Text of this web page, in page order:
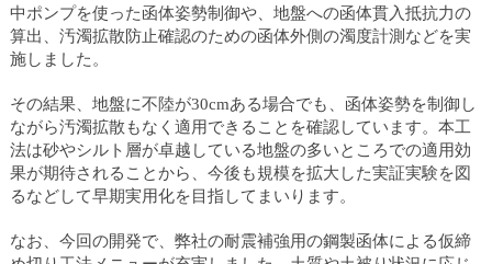
中ポンプを使った函体姿勢制御や、地盤への函体貫入抵抗力の
算出、汚濁拡散防止確認のための函体外側の濁度計測などを実
施しました。
その結果、地盤に不陸が30cmある場合でも、函体姿勢を制御し
ながら汚濁拡散もなく適用できることを確認しています。本工
法は砂やシルト層が卓越している地盤の多いところでの適用効
果が期待されることから、今後も規模を拡大した実証実験を図
るなどして早期実用化を目指してまいります。
なお、今回の開発で、弊社の耐震補強用の鋼製函体による仮締